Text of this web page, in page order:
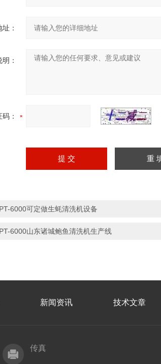
：
：
：
6000可定做生蚝清洗机设备
6000山东诸城鲍鱼清洗机生产线
新闻资讯 技术文章
传真